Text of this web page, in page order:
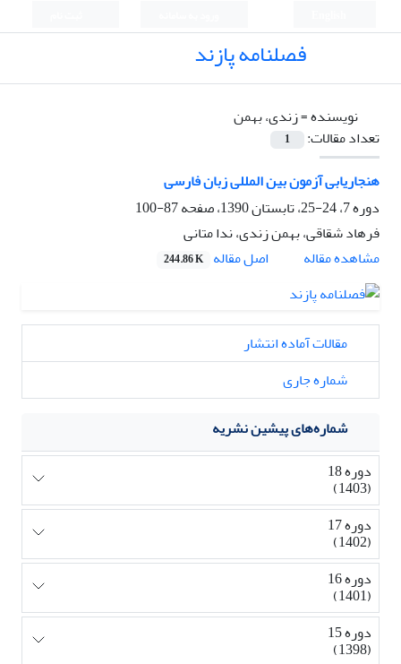
فصلنامه پازند
نویسنده =زندی، بهمن
تعداد مقالات:
1
هنجاریابی آزمون بین المللی زبان فارسی
دوره 7، 24-25، تابستان 1390، صفحه
87-100
فرهاد شقاقی، بهمن زندی، ندا متانی
مشاهده مقاله
اصل مقاله 244.86 K
مقالات آماده انتشار
شماره جاری
شماره‌های پیشین نشریه
دوره 18
(1403)
دوره 17
(1402)
دوره 16
(1401)
دوره 15
(1398)